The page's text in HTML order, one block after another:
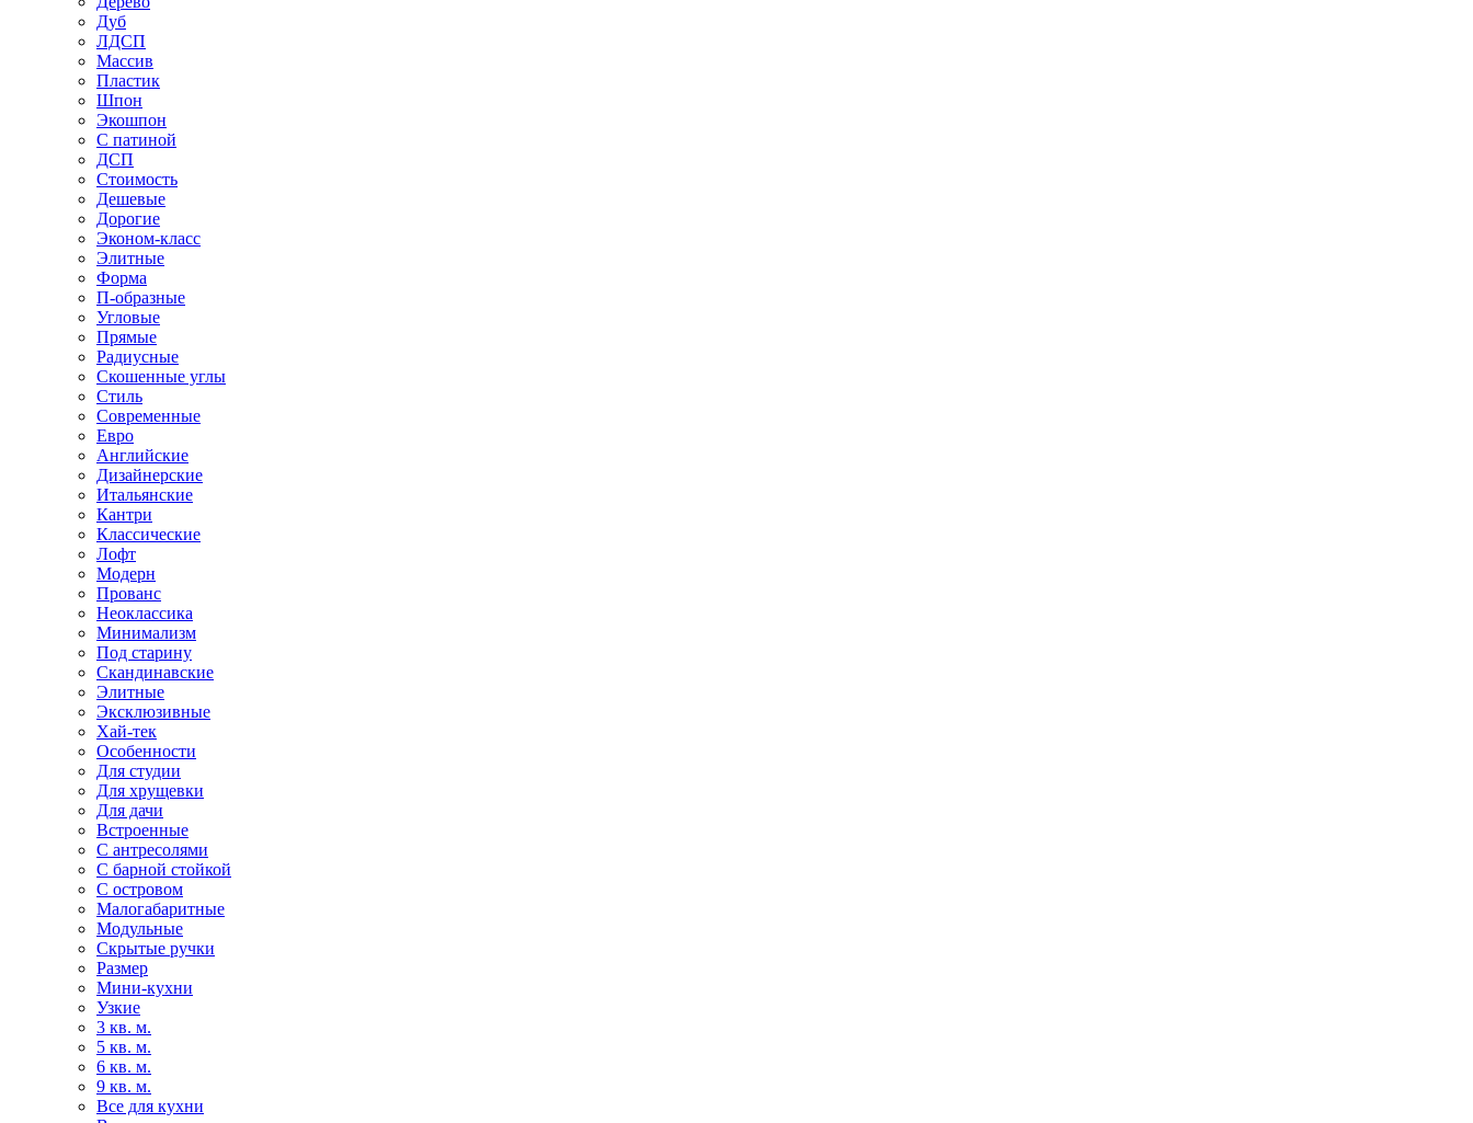
Дуб
ЛДСП
Массив
Пластик
Шпон
Экошпон
С патиной
ДСП
Стоимость
Дешевые
Дорогие
Эконом-класс
Элитные
Форма
П-образные
Угловые
Прямые
Радиусные
Скошенные углы
Стиль
Современные
Евро
Английские
Дизайнерские
Итальянские
Кантри
Классические
Лофт
Модерн
Прованс
Неоклассика
Минимализм
Под старину
Скандинавские
Элитные
Эксклюзивные
Хай-тек
Особенности
Для студии
Для хрущевки
Для дачи
Встроенные
С антресолями
С барной стойкой
С островом
Малогабаритные
Модульные
Скрытые ручки
Размер
Мини-кухни
Узкие
3 кв. м.
5 кв. м.
6 кв. м.
9 кв. м.
Все для кухни